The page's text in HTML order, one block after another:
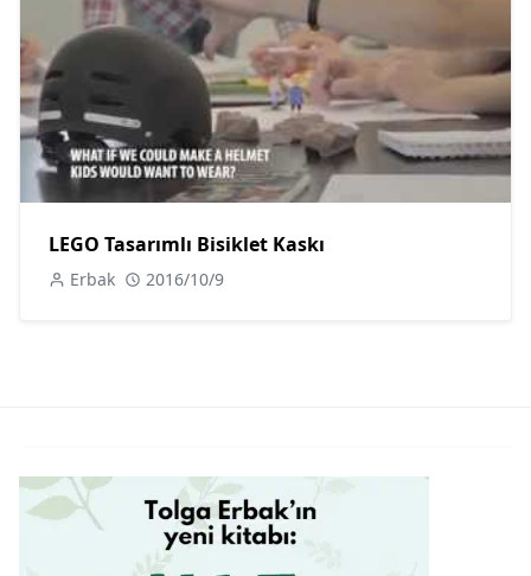
LEGO Tasarımlı Bisiklet Kaskı
Erbak 2016/10/9